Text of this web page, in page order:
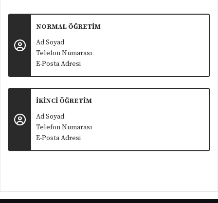
NORMAL ÖĞRETİM
Ad Soyad
Telefon Numarası
E-Posta Adresi
İKİNCİ ÖĞRETİM
Ad Soyad
Telefon Numarası
E-Posta Adresi